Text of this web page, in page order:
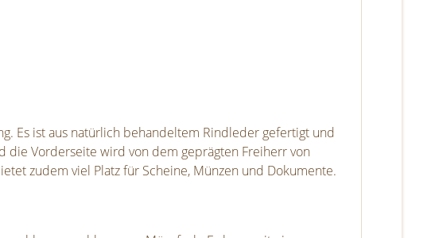
Es ist aus natürlich behandeltem Rindleder gefertigt und
die Vorderseite wird von dem geprägten Freiherr von
zudem viel Platz für Scheine, Münzen und Dokumente.